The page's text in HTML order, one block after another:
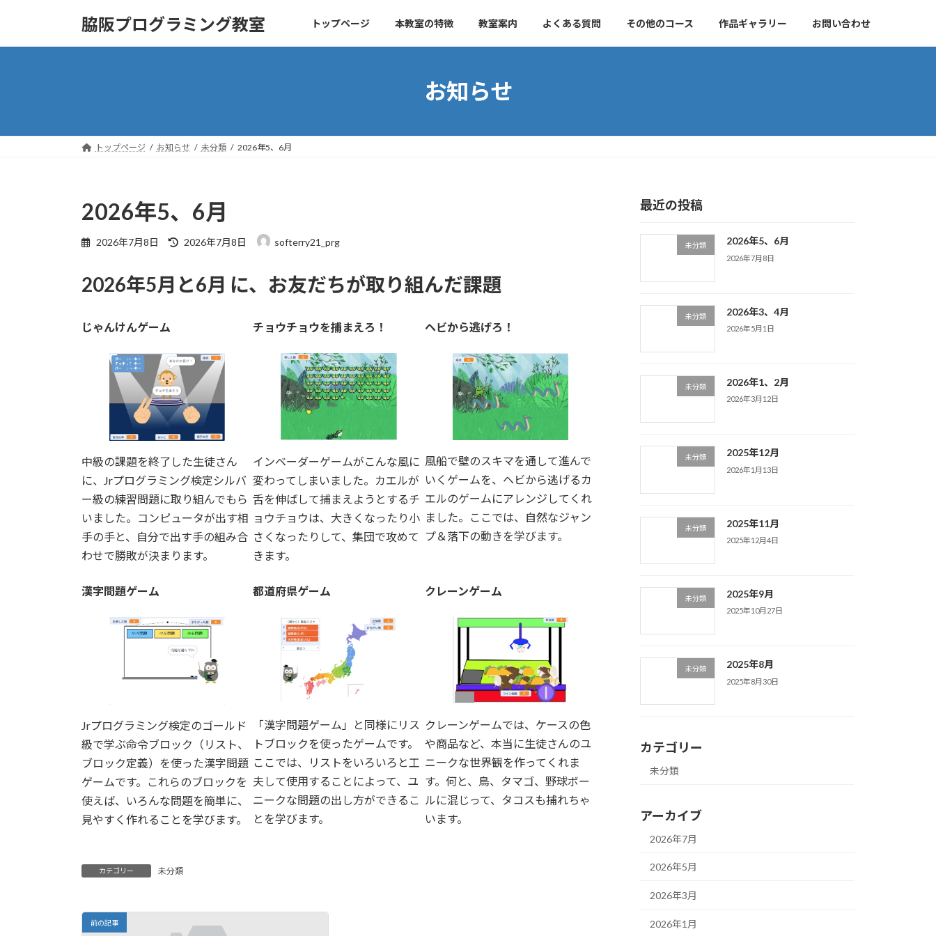
脇阪プログラミング教室 トップページ 本教室の特徴 教室案内 よくある質問 その他のコース 作品ギャラリー お問い合わせ
お知らせ
トップページ お知らせ 未分類 2026年5、6月
2026年5、6月
2026年7月8日
最
新
日
2026年7月8日 softerry21_prg
2026年5月と6月 に、お友だちが取り組んだ課題
じゃんけんゲーム
中級の課題を終了した生徒さん
に、Jrプログラミング検定シルバ
ー級の練習問題に取り組んでもら
いました。コンピュータが出す相
手の手と、自分で出す手の組み合
わせで勝敗が決まります。
チョウチョウを捕まえろ！
インベーダーゲームがこんな風に
変わってしまいました。カエルが
舌を伸ばして捕まえようとするチ
ョウチョウは、大きくなったり小
さくなったりして、集団で攻めて
きます。
ヘビから逃げろ！
風船で壁のスキマを通して進んで
いくゲームを、ヘビから逃げるカ
エルのゲームにアレンジしてくれ
ました。ここでは、自然なジャン
プ＆落下の動きを学びます。
漢字問題ゲーム
Jrプログラミング検定のゴールド
級で学ぶ命令ブロック（リスト、
ブロック定義）を使った漢字問題
ゲームです。これらのブロックを
使えば、いろんな問題を簡単に、
見やすく作れることを学びます。
都道府県ゲーム
「漢字問題ゲーム」と同様にリス
トブロックを使ったゲームです。
ここでは、リストをいろいろと工
夫して使用することによって、ユ
ニークな問題の出し方ができるこ
とを学びます。
クレーンゲーム
クレーンゲームでは、ケースの色
や商品など、本当に生徒さんのユ
ニークな世界観を作ってくれま
す。何と、鳥、タマゴ、野球ボー
ルに混じって、タコスも捕れちゃ
います。
カテゴリー 未分類
前の記事
最近の投稿
未分類 2026年5、6月
2026年7月8日
未分類 2026年3、4月
2026年5月1日
未分類 2026年1、2月
2026年3月12日
未分類 2025年12月
2026年1月13日
未分類 2025年11月
2025年12月4日
未分類 2025年9月
2025年10月27日
未分類 2025年8月
2025年8月30日
カテゴリー
未分類
アーカイブ
2026年7月
2026年5月
2026年3月
2026年1月